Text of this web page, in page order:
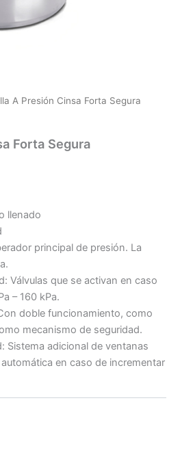
A Presión Cinsa Forta Segura
Forta Segura
llenado
principal de presión. La
Válvulas que se activan en caso
– 160 kPa.
doble funcionamiento, como
mecanismo de seguridad.
Sistema adicional de ventanas
en caso de incrementar